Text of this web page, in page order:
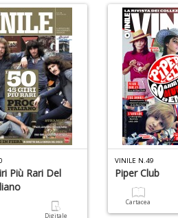
Più Rari Del
Digitale
VINILE N.49
Piper Club
Cartacea